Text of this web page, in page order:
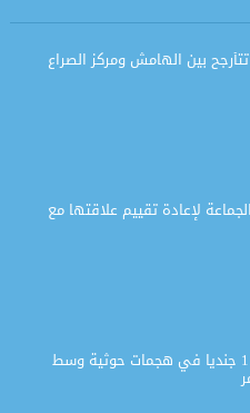
بين الهامش ومركز الصراع
لإعادة تقييم علاقتها مع
مأرب: مقتل وإصابة 11 جندياً في هجمات حوثية وسط